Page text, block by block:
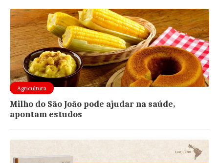
Agricultura
Milho do São João pode ajudar na saúde,
apontam estudos